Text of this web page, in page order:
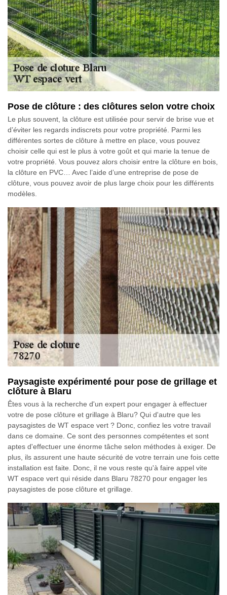
Pose de clôture : des clôtures selon votre choix
Le plus souvent, la clôture est utilisée pour servir de brise vue et
d’éviter les regards indiscrets pour votre propriété. Parmi les
différentes sortes de clôture à mettre en place, vous pouvez
choisir celle qui est le plus à votre goût et qui marie la tenue de
votre propriété. Vous pouvez alors choisir entre la clôture en bois,
la clôture en PVC… Avec l’aide d’une entreprise de pose de
clôture, vous pouvez avoir de plus large choix pour les différents
modèles.
Paysagiste expérimenté pour pose de grillage et
clôture à Blaru
Êtes vous à la recherche d'un expert pour engager à effectuer
votre de pose clôture et grillage à Blaru? Qui d'autre que les
paysagistes de WT espace vert ? Donc, confiez les votre travail
dans ce domaine. Ce sont des personnes compétentes et sont
aptes d'effectuer une énorme tâche selon méthodes à exiger. De
plus, ils assurent une haute sécurité de votre terrain une fois cette
installation est faite. Donc, il ne vous reste qu'à faire appel vite
WT espace vert qui réside dans Blaru 78270 pour engager les
paysagistes de pose clôture et grillage.